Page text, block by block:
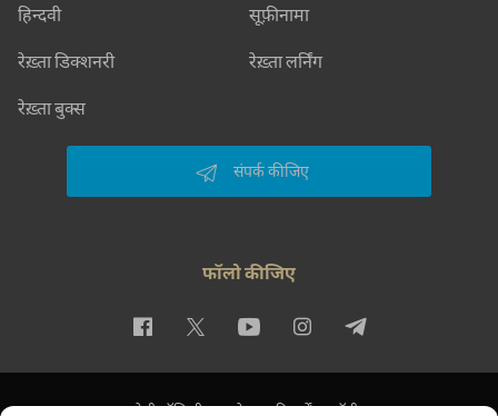
हिन्दवी सूफ़ीनामा
रेख़्ता डिक्शनरी रेख़्ता लर्निंग
रेख़्ता बुक्स
संपर्क कीजिए
फॉलो कीजिए
प्राइवेसी पॉलिसी इस्तेमाल की शर्तें कॉपीराइट